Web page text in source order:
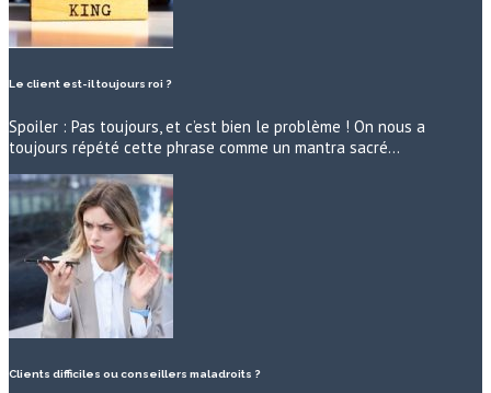
Le client est-il toujours roi ?
Spoiler : Pas toujours, et c’est bien le problème ! On nous a
toujours répété cette phrase comme un mantra sacré…
Clients difficiles ou conseillers maladroits ?